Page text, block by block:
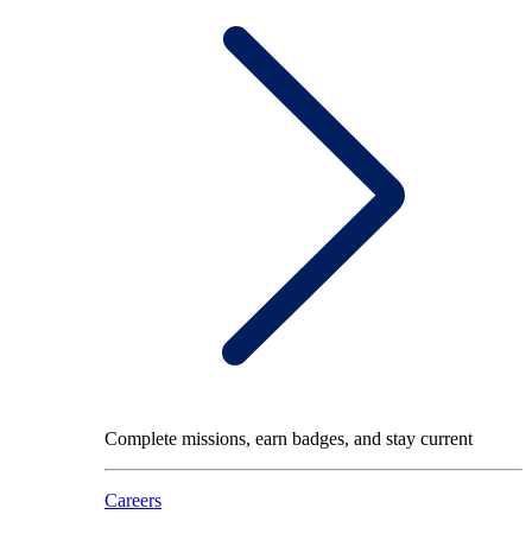
Complete missions, earn badges, and stay current
Careers